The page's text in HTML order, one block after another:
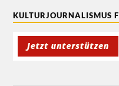
KULTURJOURNALISMUS
wir haben uns
zugänglich
wir unsere